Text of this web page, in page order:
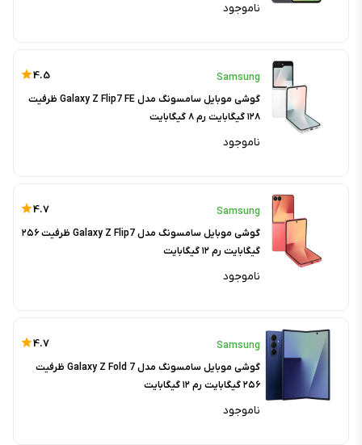
ناموجود
Samsung
4.5
گوشی موبایل سامسونگ مدل Galaxy Z Flip7 FE ظرفیت
۱۲۸ گیگابایت رم ۸ گیگابایت
ناموجود
Samsung
4.7
گوشی موبایل سامسونگ مدل Galaxy Z Flip7 ظرفیت ۲۵۶
گیگابایت رم ۱۲ گیگابایت
ناموجود
Samsung
4.7
گوشی موبایل سامسونگ مدل Galaxy Z Fold 7 ظرفیت
۲۵۶ گیگابایت رم ۱۲ گیگابایت
ناموجود